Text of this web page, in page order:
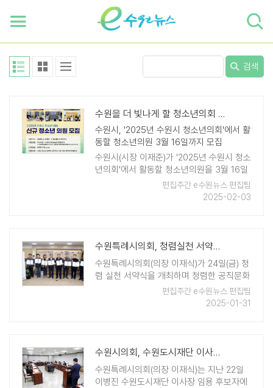
검색
수원을 더 빛나게 할 청소년의회 의원을 모집합니다!
수원시, '2025년 수원시 청소년의회'에서 활
동할 청소년의원 3월 16일까지 모집
수원시(시장 이재준)가 '2025년 수원시 청소
년의회'에서 활동할 청소년의원을 3월 16일
까지 모집한다. 수원시에 주민등록이 돼 있
거나 수원시에 있는 학교에 재학 중인 9세
편집주간 e수원뉴스 편집팀
2025-02-03
수원특례시의회, 청렴실천 서약식 개최로 신뢰받는 의회 다짐
수원특례시의회(의장 이재식)가 24일(금) 청
렴 실천 서약식을 개최하며 청렴한 공직문화
를 조성하고 시민들에게 신뢰받는 지방의회
로 거듭나기 위한 의지를 다졌다. 이날 서약
편집주간 e수원뉴스 편집팀
2025-01-31
수원시의회, 수원도시재단 이사장 임용 후보자 인사청문회 개최
수원특례시의회(의장 이재식)는 지난 22일
이병진 수원도시재단 이사장 임용 후보자에